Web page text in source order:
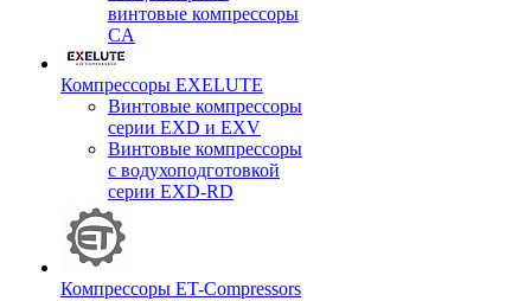
винтовые компрессоры
CA
Компрессоры EXELUTE
Винтовые компрессоры
серии EXD и EXV
Винтовые компрессоры
с водухоподготовкой
серии EXD-RD
Компрессоры ET-Compressors